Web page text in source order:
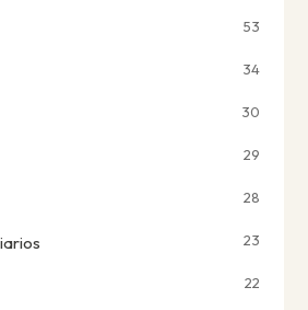
53
34
30
29
28
23
22